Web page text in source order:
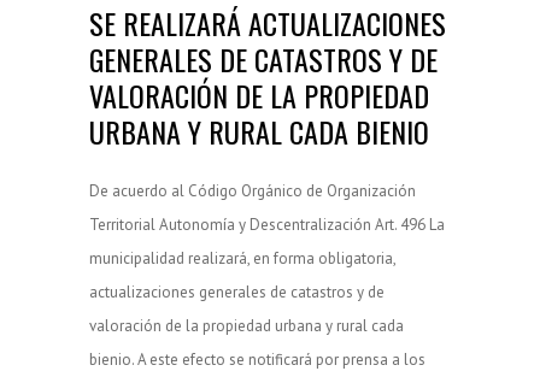
SE REALIZARÁ ACTUALIZACIONES
GENERALES DE CATASTROS Y DE
VALORACIÓN DE LA PROPIEDAD
URBANA Y RURAL CADA BIENIO
De acuerdo al Código Orgánico de Organización
Territorial Autonomía y Descentralización Art. 496 La
municipalidad realizará, en forma obligatoria,
actualizaciones generales de catastros y de
valoración de la propiedad urbana y rural cada
bienio. A este efecto se notificará por prensa a los